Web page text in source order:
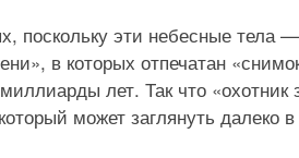
поскольку эти небесные тела —
в которых отпечатан
лет. Так что «охотник
может заглянуть далеко в